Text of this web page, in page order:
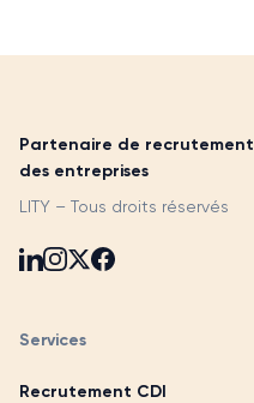
Partenaire de recrutement
des entreprises
LITY – Tous droits réservés
Services
Recrutement CDI